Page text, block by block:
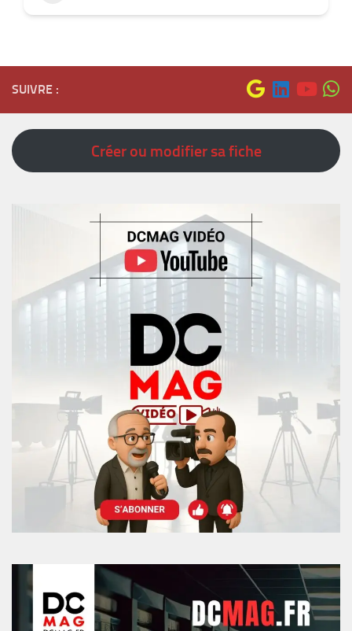
SUIVRE :
Créer ou modifier sa fiche